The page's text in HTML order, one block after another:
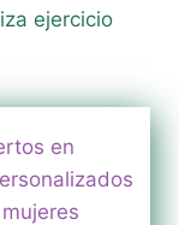
ejercicio
en